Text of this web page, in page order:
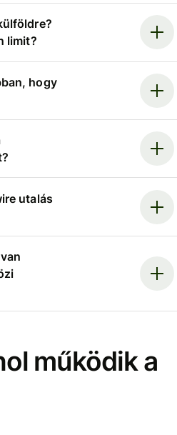
limit?
hogy
utalás
működik a